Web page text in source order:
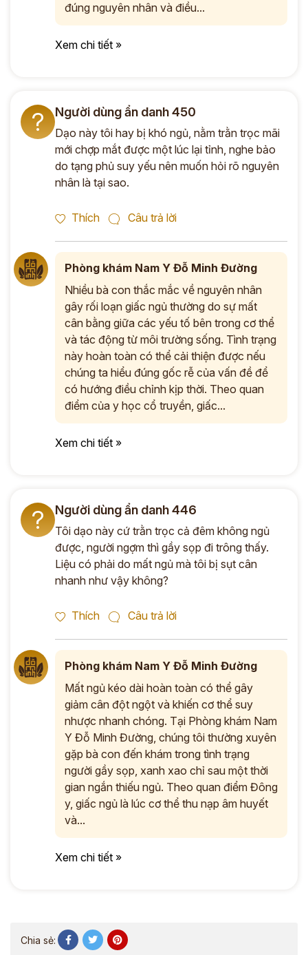
đúng nguyên nhân và điều...
Xem chi tiết »
? Người dùng ẩn danh 450
Dạo này tôi hay bị khó ngủ, nằm trằn trọc mãi
mới chợp mắt được một lúc lại tỉnh, nghe bảo
do tạng phủ suy yếu nên muốn hỏi rõ nguyên
nhân là tại sao.
Thích Câu trả lời
Phòng khám Nam Y Đỗ Minh Đường
Nhiều bà con thắc mắc về nguyên nhân
gây rối loạn giấc ngủ thường do sự mất
cân bằng giữa các yếu tố bên trong cơ thể
và tác động từ môi trường sống. Tình trạng
này hoàn toàn có thể cải thiện được nếu
chúng ta hiểu đúng gốc rễ của vấn đề để
có hướng điều chỉnh kịp thời. Theo quan
điểm của y học cổ truyền, giấc...
Xem chi tiết »
? Người dùng ẩn danh 446
Tôi dạo này cứ trằn trọc cả đêm không ngủ
được, người ngợm thì gầy sọp đi trông thấy.
Liệu có phải do mất ngủ mà tôi bị sụt cân
nhanh như vậy không?
Thích Câu trả lời
Phòng khám Nam Y Đỗ Minh Đường
Mất ngủ kéo dài hoàn toàn có thể gây
giảm cân đột ngột và khiến cơ thể suy
nhược nhanh chóng. Tại Phòng khám Nam
Y Đỗ Minh Đường, chúng tôi thường xuyên
gặp bà con đến khám trong tình trạng
người gầy sọp, xanh xao chỉ sau một thời
gian ngắn thiếu ngủ. Theo quan điểm Đông
y, giấc ngủ là lúc cơ thể thu nạp âm huyết
và...
Xem chi tiết »
Chia sẻ: